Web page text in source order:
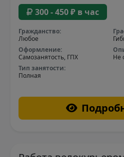
300 - 450 ₽ в час
Гражданство:
Любое
Оформление:
Самозанятость, ГПХ
Не
Тип занятости:
Полная